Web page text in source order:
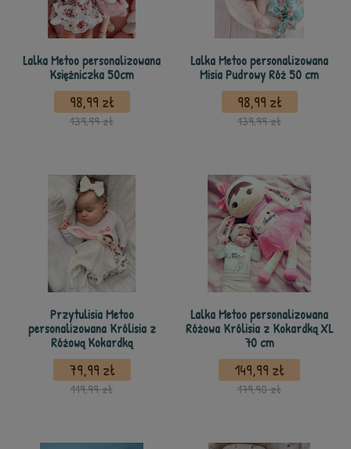
Lalka Metoo personalizowana
Księżniczka 50cm
98,99 zł
139,99 zł
Lalka Metoo personalizowana
Misia Pudrowy Róż 50 cm
98,99 zł
139,99 zł
Przytulisia Metoo
personalizowana Królisia z
Różową Kokardką
79,99 zł
119,99 zł
Lalka Metoo personalizowana
Różowa Królisia z Kokardką XL
70 cm
149,99 zł
179,90 zł